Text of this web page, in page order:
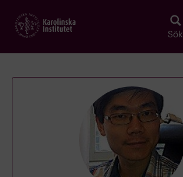
main
Sök